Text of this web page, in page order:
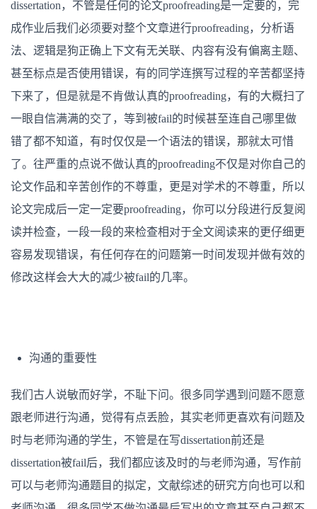
dissertation，不管是任何的论文proofreading是一定要的，完
成作业后我们必须要对整个文章进行proofreading，分析语
法、逻辑是狗正确上下文有无关联、内容有没有偏离主题、
甚至标点是否使用错误，有的同学连撰写过程的辛苦都坚持
下来了，但是就是不肯做认真的proofreading，有的大概扫了
一眼自信满满的交了，等到被fail的时候甚至连自己哪里做
错了都不知道，有时仅仅是一个语法的错误，那就太可惜
了。往严重的点说不做认真的proofreading不仅是对你自己的
论文作品和辛苦创作的不尊重，更是对学术的不尊重，所以
论文完成后一定一定要proofreading，你可以分段进行反复阅
读并检查，一段一段的来检查相对于全文阅读来的更仔细更
容易发现错误，有任何存在的问题第一时间发现并做有效的
修改这样会大大的减少被fail的几率。
沟通的重要性
我们古人说敏而好学，不耻下问。很多同学遇到问题不愿意
跟老师进行沟通，觉得有点丢脸，其实老师更喜欢有问题及
时与老师沟通的学生，不管是在写dissertation前还是
dissertation被fail后，我们都应该及时的与老师沟通，写作前
可以与老师沟通题目的拟定，文献综述的研究方向也可以和